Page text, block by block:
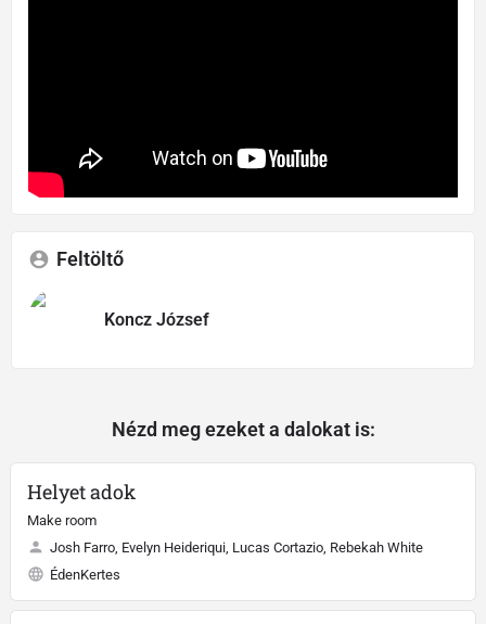
Feltöltő
Koncz József
Nézd meg ezeket a dalokat is:
Helyet adok
Make room
Josh Farro, Evelyn Heideriqui, Lucas Cortazio, Rebekah White
ÉdenKertes